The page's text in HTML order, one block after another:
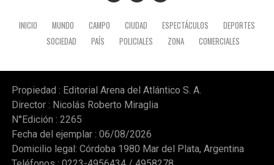
INICIO MUNDO CAMPO CIUDAD ESPECTÁCULOS
DEPORTES
SOCIEDAD
PAÍS POLICIALES ZONA COMERCIALES
Propiedad : Editorial Arena del Atlántico S. A.
Director : Nicolás Roberto Miraglia
N°Edición : 2265
Fecha del ejemplar : 06/08/2026
Domicilio legal: Córdoba 1980 Mar del Plata, Argentina